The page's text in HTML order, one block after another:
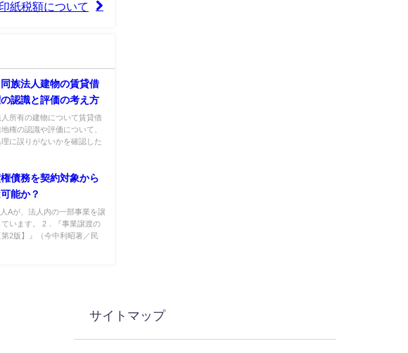
紙税額について
族法人建物の賃貸借
認識と評価の考え方
所有の建物について賃貸借
権の認識や評価について、
に誤りがないかを確認した
債務を契約対象から
能か？
Aが、法人内の一部事業を譲
います。 2．『事業譲渡の
2版】』（今中利昭著／民
サイトマップ